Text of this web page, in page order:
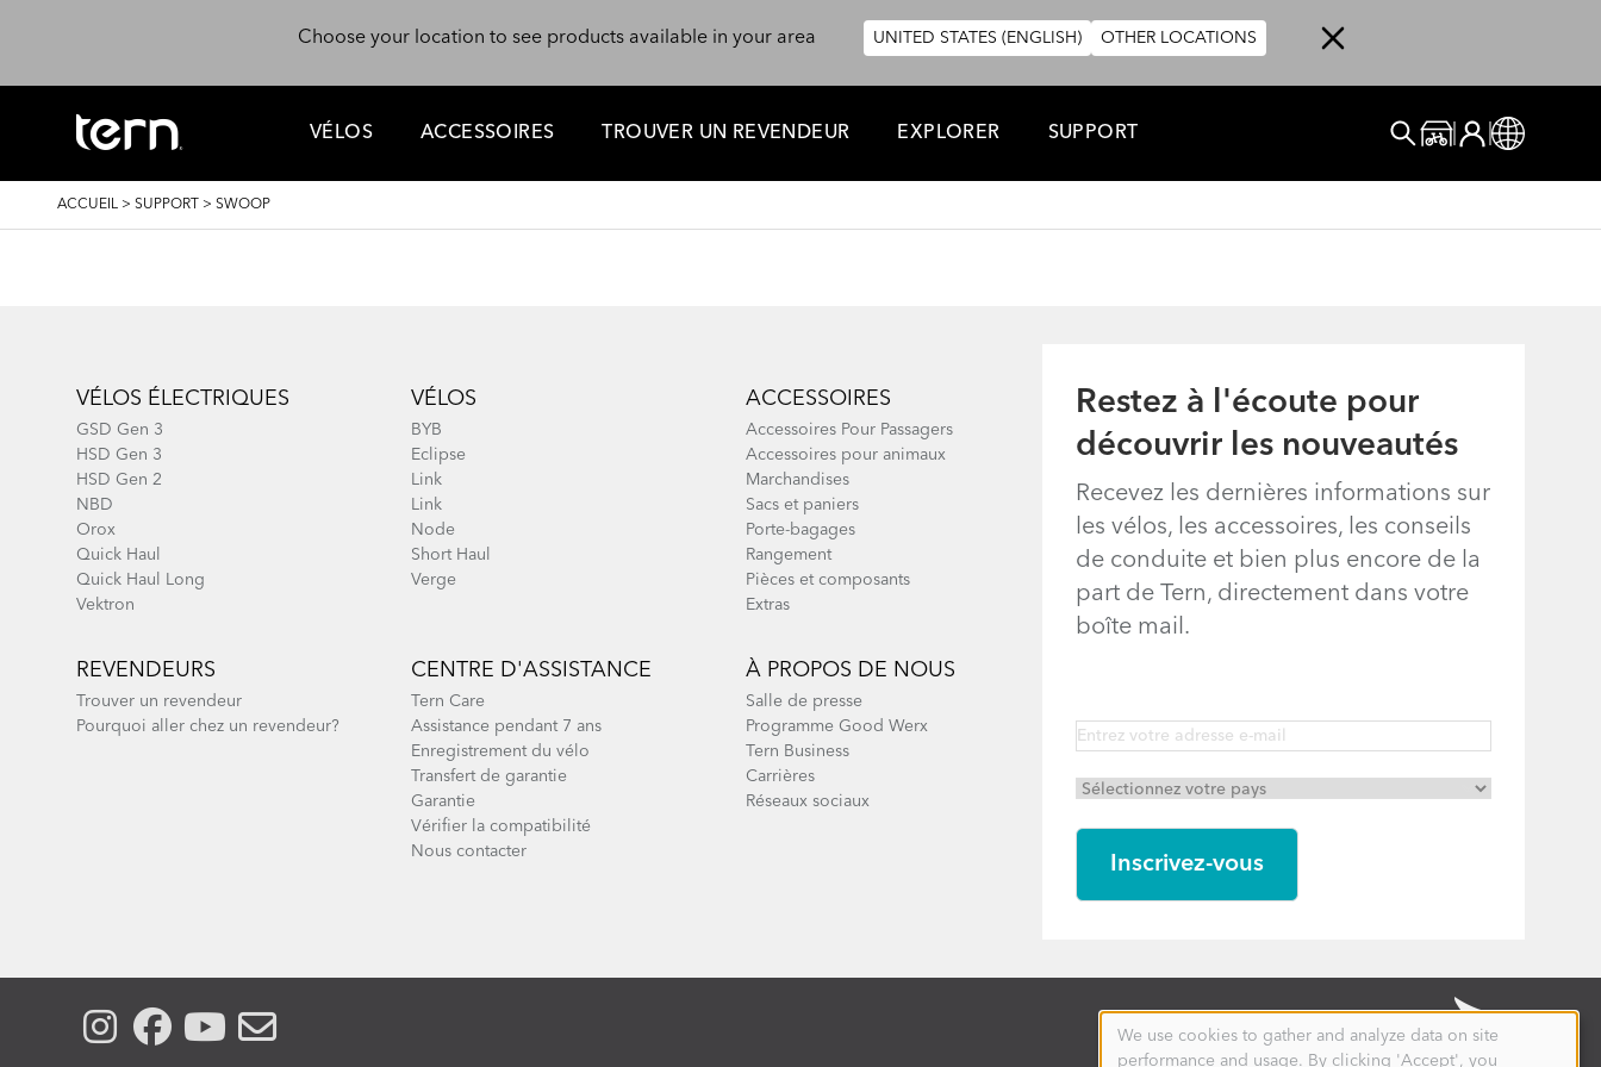
Choose your location to see products available in your area
UNITED STATES (ENGLISH) OTHER LOCATIONS
VÉLOS ACCESSOIRES TROUVER UN REVENDEUR EXPLORER SUPPORT
Rechercher
User account menu
Online StoreSe Connecter
Global
FIL
ACCUEIL > SUPPORT > SWOOP
Restez à l'écoute pour
découvrir les nouveautés
Recevez les dernières informations sur
les vélos, les accessoires, les conseils
de conduite et bien plus encore de la
part de Tern, directement dans votre
boîte mail.
VÉLOS ÉLECTRIQUES
GSD Gen 3
HSD Gen 3
HSD Gen 2
NBD
Orox
Quick Haul
Quick Haul Long
Vektron
VÉLOS
BYB
Eclipse
Link
Link
Node
Short Haul
Verge
ACCESSOIRES
Accessoires Pour Passagers
Accessoires pour animaux
Marchandises
Sacs et paniers
Porte-bagages
Rangement
Pièces et composants
Extras
REVENDEURS
Trouver un revendeur
Pourquoi aller chez un revendeur?
CENTRE D'ASSISTANCE
Tern Care
Assistance pendant 7 ans
Enregistrement du vélo
Transfert de garantie
Garantie
Vérifier la compatibilité
Nous contacter
À PROPOS DE NOUS
Salle de presse
Programme Good Werx
Tern Business
Carrières
Réseaux sociaux
Use
We use cookies to gather and analyze data on site
performance and usage. By clicking 'Accept', you